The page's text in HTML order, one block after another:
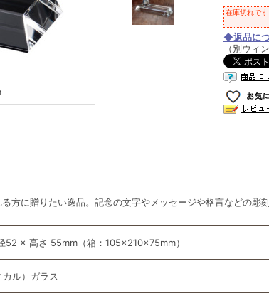
在庫切れで
◆返品に
（別ウィ
方に贈りたい逸品。記念の文字やメッセージや格言などの彫
52 × 高さ 55mm（箱：105×210×75mm）
ル）ガラス